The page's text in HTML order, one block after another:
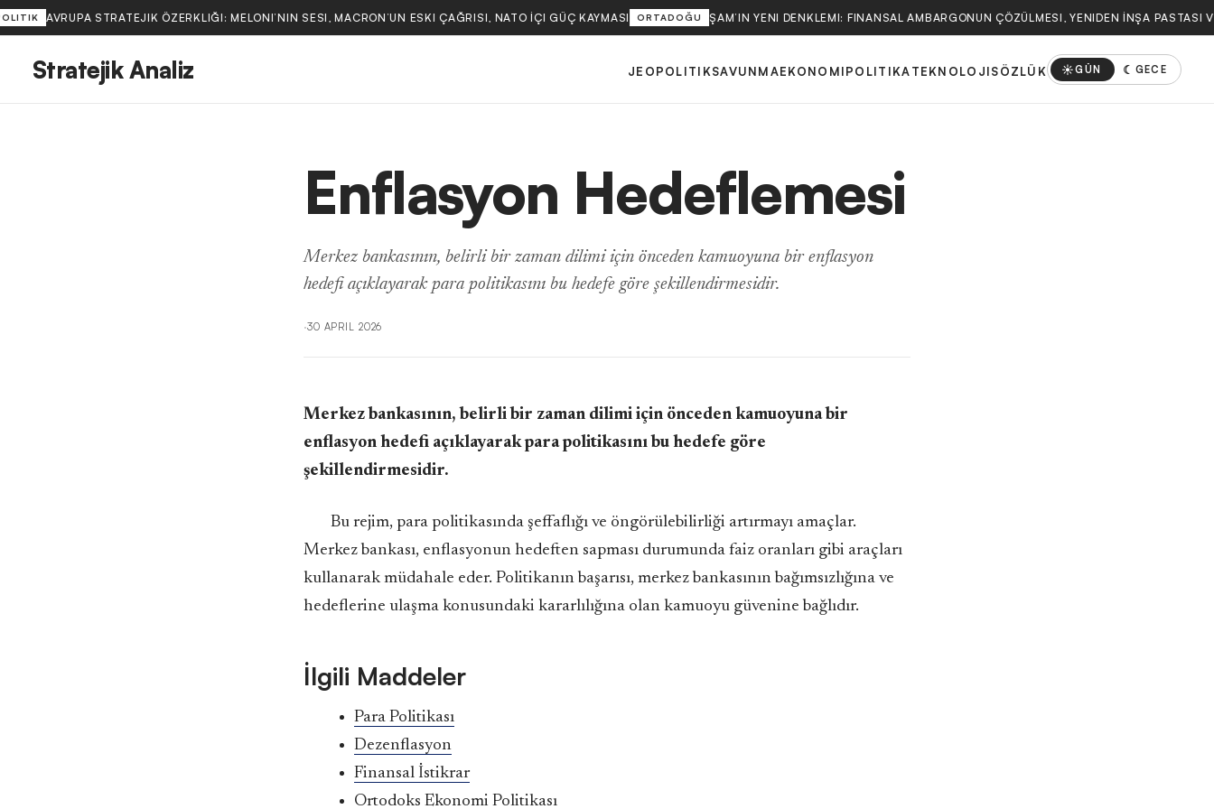
AVRUPA STRATEJIK ÖZERKLIĞI: MELONI’NIN SESI, MACRON’UN ESKI ÇAĞRISI, NATO İÇI GÜÇ KAYMASI ORTADOĞU ŞAM’IN YENI DENKLEMI: FINANSAL AMBARGONUN ÇÖZÜLMESI, YENIDEN İNŞA PASTASI
Stratejik Analiz JEOPOLITIKSAVUNMAEKONOMIPOLITIKATEKNOLOJISÖZLÜK ☀GÜN ☾ GECE
Enflasyon Hedeflemesi
Merkez bankasının, belirli bir zaman dilimi için önceden kamuoyuna bir enflasyon
hedefi açıklayarak para politikasını bu hedefe göre şekillendirmesidir.
·30 APRIL 2026
Merkez bankasının, belirli bir zaman dilimi için önceden kamuoyuna bir
enflasyon hedefi açıklayarak para politikasını bu hedefe göre
şekillendirmesidir.
Bu rejim, para politikasında şeffaflığı ve öngörülebilirliği artırmayı amaçlar.
Merkez bankası, enflasyonun hedeften sapması durumunda faiz oranları gibi araçları
kullanarak müdahale eder. Politikanın başarısı, merkez bankasının bağımsızlığına ve
hedeflerine ulaşma konusundaki kararlılığına olan kamuoyu güvenine bağlıdır.
İlgili Maddeler
Para Politikası
Dezenflasyon
Finansal İstikrar
Ortodoks Ekonomi Politikası